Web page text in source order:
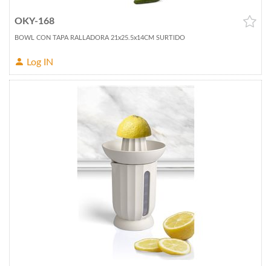
OKY-168
BOWL CON TAPA RALLADORA 21x25.5x14CM SURTIDO
Log IN